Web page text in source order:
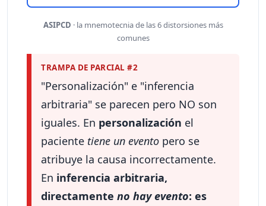
ASIPCD · la mnemotecnia de las 6 distorsiones más
comunes
TRAMPA DE PARCIAL #2
"Personalización" e "inferencia
arbitraria" se parecen pero NO son
iguales. En personalización el
paciente tiene un evento pero se
atribuye la causa incorrectamente.
En inferencia arbitraria,
directamente no hay evento: es